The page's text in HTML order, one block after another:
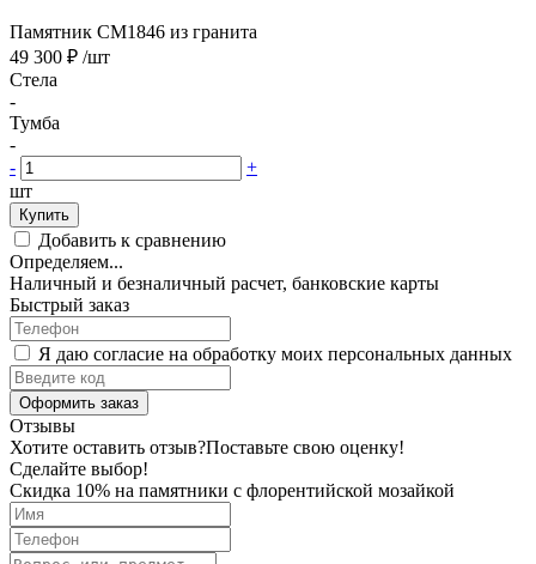
Памятник CM1846 из гранита
49 300 ₽ /шт
Стела
-
Тумба
-
-
+
шт
Купить
Добавить к сравнению
Определяем...
Наличный и безналичный расчет, банковские карты
Быстрый заказ
Я даю согласие на обработку моих персональных данных
Оформить заказ
Отзывы
Хотите оставить отзыв?Поставьте свою оценку!
Сделайте выбор!
Скидка 10% на памятники с флорентийской мозайкой